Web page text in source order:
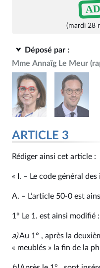
(mardi 28
Déposé par :
Mme Annaïg Le Meur
ARTICLE 3
Rédiger ainsi cet article :
« I. – Le code général
A. – L’article 50‑0 est
1° Le 1. est ainsi modifié :
a)Au 1° , après la
« meublés » la fin de la